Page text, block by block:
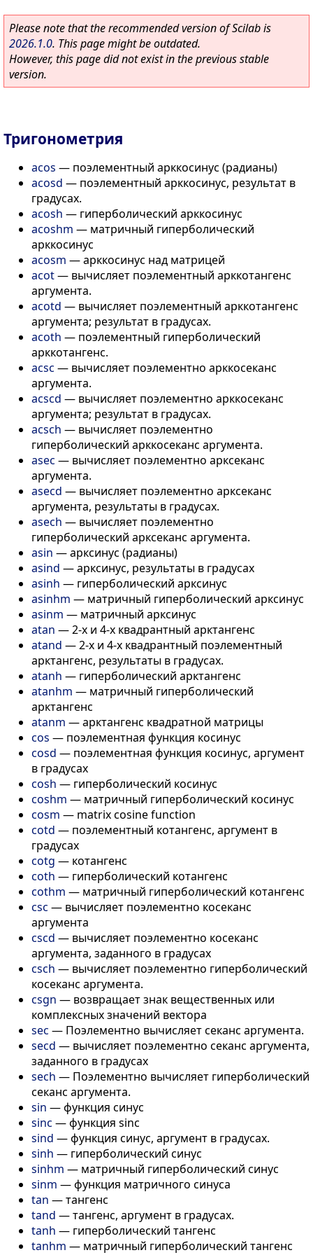
Please note that the recommended version of Scilab is
2026.1.0. This page might be outdated.
However, this page did not exist in the previous stable
version.
Тригонометрия
acos — поэлементный арккосинус (радианы)
acosd — поэлементный арккосинус, результат в
градусах.
acosh — гиперболический арккосинус
acoshm — матричный гиперболический
арккосинус
acosm —арккосинус над матрицей
acot— вычисляет поэлементный арккотангенс
аргумента.
acotd — вычисляет поэлементный арккотангенс
аргумента; результат в градусах.
acoth — поэлементный гиперболический
арккотангенс.
acsc — вычисляет поэлементно арккосеканс
аргумента.
acscd — вычисляет поэлементно арккосеканс
аргумента; результат в градусах.
acsch — вычисляет поэлементно
гиперболический арккосеканс аргумента.
asec — вычисляет поэлементно арксеканс
аргумента.
asecd — вычисляет поэлементно арксеканс
аргумента, результаты в градусах.
asech — вычисляет поэлементно
гиперболический арксеканс аргумента.
asin —арксинус (радианы)
asind —арксинус, результаты в градусах
asinh — гиперболический арксинус
asinhm — матричный гиперболический арксинус
asinm — матричный арксинус
atan —2-х и 4-х квадрантный арктангенс
atand —2-х и 4-х квадрантный поэлементный
арктангенс, результаты в градусах.
atanh — гиперболический арктангенс
atanhm — матричный гиперболический
арктангенс
atanm —арктангенс квадратной матрицы
cos — поэлементная функция косинус
cosd — поэлементная функция косинус, аргумент
в градусах
cosh — гиперболический косинус
coshm — матричный гиперболический косинус
cosm — matrix cosine function
cotd — поэлементный котангенс, аргумент в
градусах
cotg — котангенс
coth — гиперболический котангенс
cothm — матричный гиперболический котангенс
csc — вычисляет поэлементно косеканс
аргумента
cscd — вычисляет поэлементно косеканс
аргумента, заданного в градусах
csch — вычисляет поэлементно гиперболический
косеканс аргумента.
csgn — возвращает знак вещественных или
комплексных значений вектора
sec — Поэлементно вычисляет секанс аргумента.
secd — вычисляет поэлементно секанс аргумента,
заданного в градусах
sech — Поэлементно вычисляет гиперболический
секанс аргумента.
sin —функция синус
sinc —функция sinc
sind —функция синус, аргумент в градусах.
sinh — гиперболический синус
sinhm — матричный гиперболический синус
sinm —функция матричного синуса
tan —тангенс
tand —тангенс, аргумент в градусах.
tanh — гиперболический тангенс
tanhm — матричный гиперболический тангенс